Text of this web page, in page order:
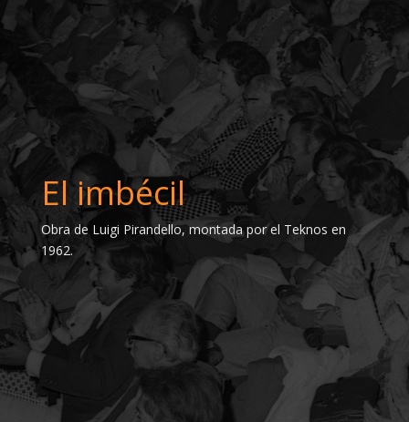
El imbécil
Obra de Luigi Pirandello, montada por el Teknos en
1962.